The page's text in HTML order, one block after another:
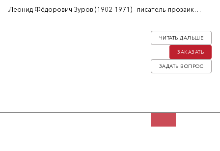
Леонид Фёдорович Зуров (1902-1971) - писатель-прозаик
Секретарь И. Бунина, похороненный рядом со своим
наставником и старшим товарищем, он унаследовал архив
Ивана Алексеевича. Его первая книги - результат весенней
работы в Псково - Печорском монастыре. Там, в библиотеке,
ЗАДАТЬ ВОПРОС
ЗАКАЗАТЬ
ЧИТАТЬ ДАЛЬШЕ